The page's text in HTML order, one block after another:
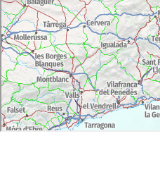
Vuelo en globo en la
ser de 1h y 30
Copa de cava y coca
viaje.
Desayuno de cuchillo
tomate y embutidos y
butifarra en las
Certificado de vuelo
Traslado en 4×4